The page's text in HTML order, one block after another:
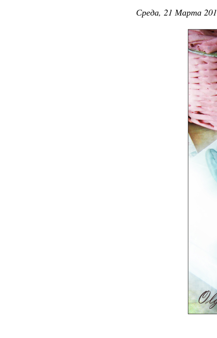
Среда, 21 Марта